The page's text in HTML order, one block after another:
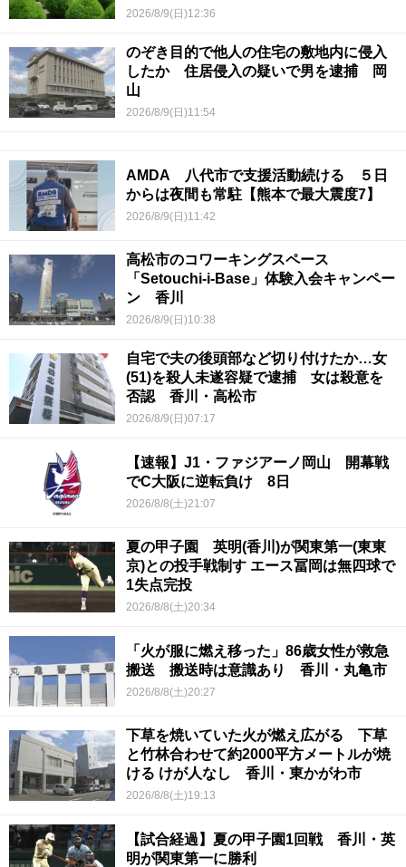
2026/8/9(日)12:36
のぞき目的で他人の住宅の敷地内に侵入
したか 住居侵入の疑いで男を逮捕 岡
山
2026/8/9(日)11:54
AMDA 八代市で支援活動続ける ５日
からは夜間も常駐【熊本で最大震度7】
2026/8/9(日)11:42
高松市のコワーキングスペース
「Setouchi-i-Base」体験入会キャンペー
ン 香川
2026/8/9(日)10:38
自宅で夫の後頭部など切り付けたか…女
(51)を殺人未遂容疑で逮捕 女は殺意を
否認 香川・高松市
2026/8/9(日)07:17
【速報】J1・ファジアーノ岡山 開幕戦
でC大阪に逆転負け 8日
2026/8/8(土)21:07
夏の甲子園 英明(香川)が関東第一(東東
京)との投手戦制す エース冨岡は無四球で
1失点完投
2026/8/8(土)20:34
「火が服に燃え移った」86歳女性が救急
搬送 搬送時は意識あり 香川・丸亀市
2026/8/8(土)20:27
下草を焼いていた火が燃え広がる 下草
と竹林合わせて約2000平方メートルが焼
ける けが人なし 香川・東かがわ市
2026/8/8(土)19:13
【試合経過】夏の甲子園1回戦 香川・英
明が関東第一に勝利